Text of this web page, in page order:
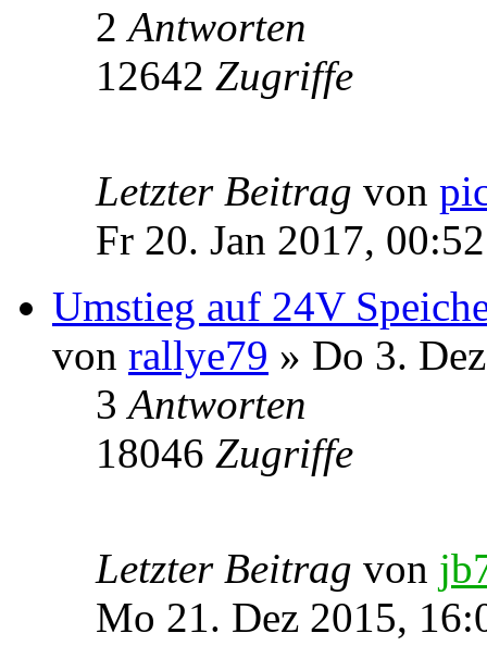
2Antworten
12642 Zugriffe
Letzter Beitrag von
Fr 20. Jan 2017, 00:52
Umstieg auf 24V
von rallye79 » Do 3.
3Antworten
18046 Zugriffe
Letzter Beitrag von
Mo 21. Dez 2015,